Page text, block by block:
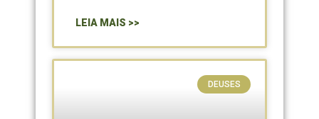
LEIA MAIS >>
DEUSES